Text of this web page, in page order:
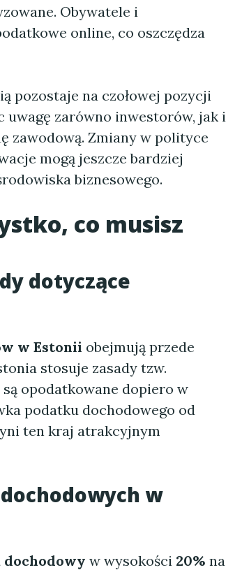
Obywatele i
online, co oszczędza
pozostaje na czołowej pozycji
zarówno inwestorów, jak i
zawodową. Zmiany w polityce
mogą jeszcze bardziej
biznesowego.
co musisz
dotyczące
w Estonii obejmują przede
stosuje zasady tzw.
są opodatkowane dopiero w
podatku dochodowego od
ten kraj atrakcyjnym
w
dochodowy w wysokości 20% na